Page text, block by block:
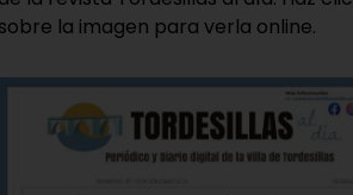
sobre la imagen para verla online.